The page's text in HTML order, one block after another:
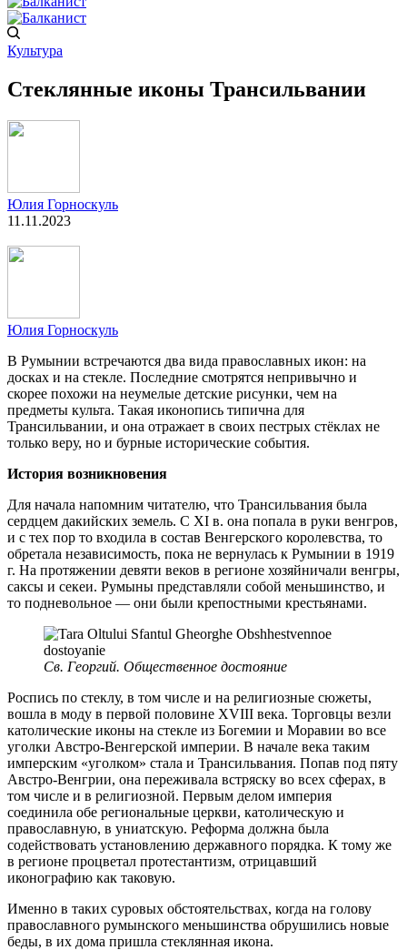
Культура
Стеклянные иконы Трансильвании
Юлия Горноскуль
11.11.2023
Юлия Горноскуль
В Румынии встречаются два вида православных икон: на
досках и на стекле. Последние смотрятся непривычно и
скорее похожи на неумелые детские рисунки, чем на
предметы культа. Такая иконопись типична для
Трансильвании, и она отражает в своих пестрых стёклах не
только веру, но и бурные исторические события.
История возникновения
Для начала напомним читателю, что Трансильвания была
сердцем дакийских земель. С XI в. она попала в руки венгров,
и с тех пор то входила в состав Венгерского королевства, то
обретала независимость, пока не вернулась к Румынии в 1919
г. На протяжении девяти веков в регионе хозяйничали венгры,
саксы и секеи. Румыны представляли собой меньшинство, и
то подневольное — они были крепостными крестьянами.
Св. Георгий. Общественное достояние
Роспись по стеклу, в том числе и на религиозные сюжеты,
вошла в моду в первой половине XVIII века. Торговцы везли
католические иконы на стекле из Богемии и Моравии во все
уголки Австро-Венгерской империи. В начале века таким
имперским «уголком» стала и Трансильвания. Попав под пяту
Австро-Венгрии, она переживала встряску во всех сферах, в
том числе и в религиозной. Первым делом империя
соединила обе региональные церкви, католическую и
православную, в униатскую. Реформа должна была
содействовать установлению державного порядка. К тому же
в регионе процветал протестантизм, отрицавший
иконографию как таковую.
Именно в таких суровых обстоятельствах, когда на голову
православного румынского меньшинства обрушились новые
беды, в их дома пришла стеклянная икона.